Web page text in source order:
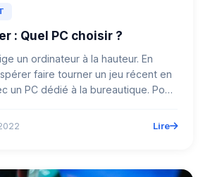
: Quel PC choisir ?
un ordinateur à la hauteur. En
faire tourner un jeu récent en
un PC dédié à la bureautique. Pour
Lire